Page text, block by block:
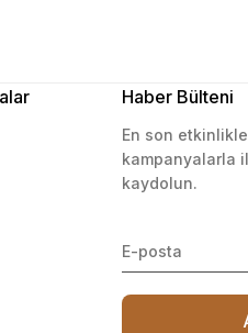
Haber Bülteni
En son
kampanyalarla
kaydolun.